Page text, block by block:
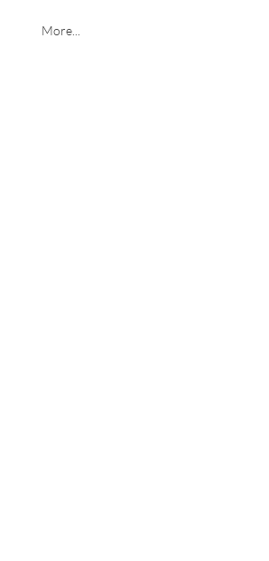
More...